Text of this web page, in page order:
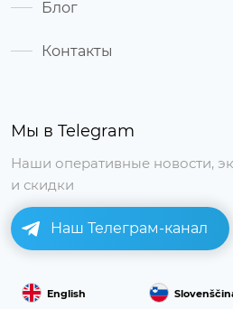
Мы в Telegram
Наши оперативные новости,
и скидки
Наш Телеграм-канал
English
Блог
Контакты